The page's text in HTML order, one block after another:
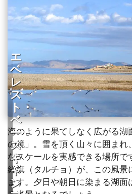
海のように果てしなく広がる湖
の鏡」。雪を頂く山々に囲まれ
なスケールを実感できる場所で
経旗（タルチョ）が、この風景
ます。夕日や朝日に染まる湖
エ
ベ
レ
ス
ト・
ベ
ー
ス
キ
ャ
ン